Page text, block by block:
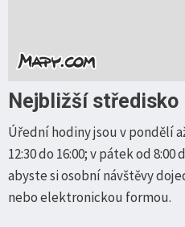
Nejbližší středisko
Úřední hodiny jsou v pondělí
12:30 do 16:00; v pátek od
abyste si osobní návštěvy
nebo elektronickou formou.